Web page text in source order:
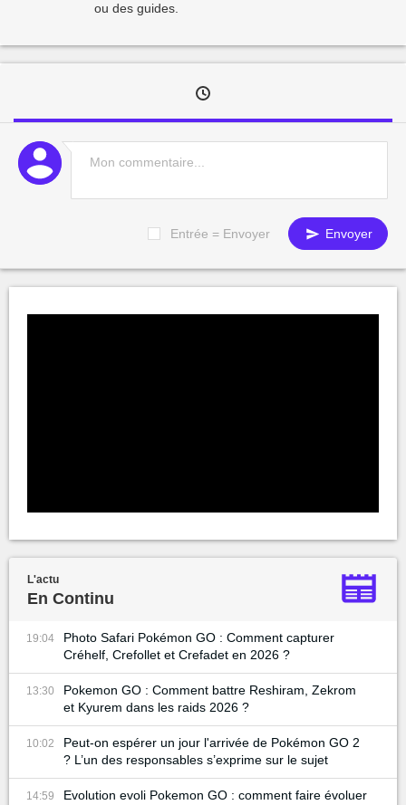
ou des guides.
Entrée = Envoyer Envoyer
L'actu
En Continu
19:04
Photo Safari Pokémon GO : Comment capturer
Créhelf, Crefollet et Crefadet en 2026 ?
13:30
Pokemon GO : Comment battre Reshiram, Zekrom
et Kyurem dans les raids 2026 ?
10:02
Peut-on espérer un jour l'arrivée de Pokémon GO 2
? L’un des responsables s’exprime sur le sujet
14:59
Evolution evoli Pokemon GO : comment faire évoluer